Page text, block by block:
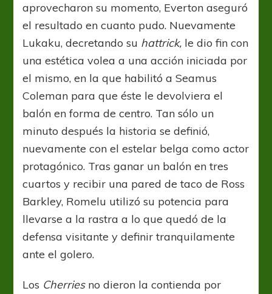
aprovecharon su momento, Everton aseguró
el resultado en cuanto pudo. Nuevamente
Lukaku, decretando su hattrick, le dio fin con
una estética volea a una acción iniciada por
el mismo, en la que habilitó a Seamus
Coleman para que éste le devolviera el
balón en forma de centro. Tan sólo un
minuto después la historia se definió,
nuevamente con el estelar belga como actor
protagónico. Tras ganar un balón en tres
cuartos y recibir una pared de taco de Ross
Barkley, Romelu utilizó su potencia para
llevarse a la rastra a lo que quedó de la
defensa visitante y definir tranquilamente
ante el golero.
Los Cherriesno dieron la contienda por